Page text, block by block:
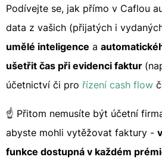
Podívejte se, jak přímo v Caflou
data z vašich (přijatých i
umělé inteligence a
ušetřit čas při evidenci faktur
účetnictví či pro řízení cash flow
☝ Přitom nemusíte být účetní
abyste mohli vytěžovat faktury -
funkce dostupná v každém